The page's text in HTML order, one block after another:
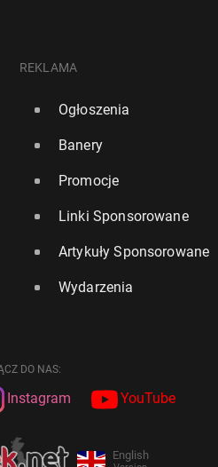
REKLAMA
Ogłoszenia
Banery
Promocje
Linki Sponsorowane
Artykuły Sponsorowane
Wydarzenia
DO NAS:
Instagram YouTube
English